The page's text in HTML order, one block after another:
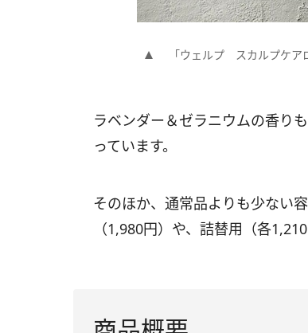
「ウェルプ スカルプケア
ラベンダー＆ゼラニウムの香り
っています。
そのほか、通常品よりも少ない
（1,980円）や、詰替用（各